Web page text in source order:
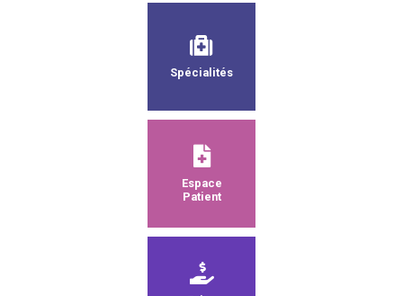
Spécialités
Espace
Patient